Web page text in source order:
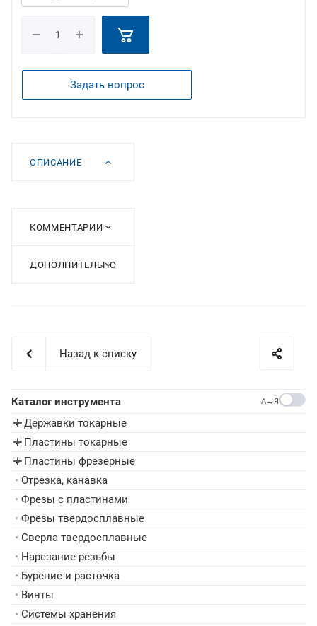
Задать вопрос
ОПИСАНИЕ
КОММЕНТАРИИ
ДОПОЛНИТЕЛЬНО
Назад к списку
Каталог инструмента A→Я
▸ Державки токарные
▸ Пластины токарные
▸ Пластины фрезерные
• Отрезка, канавка
• Фрезы с пластинами
• Фрезы твердосплавные
• Сверла твердосплавные
• Нарезание резьбы
• Бурение и расточка
• Винты
• Системы хранения